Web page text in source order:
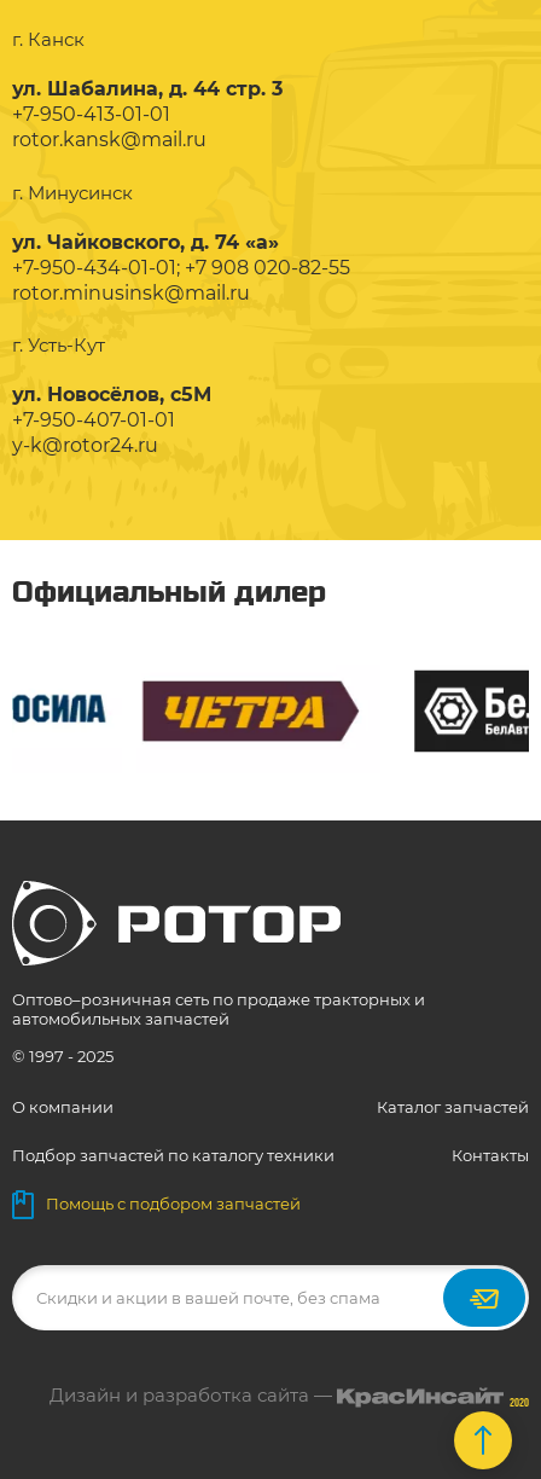
г. Канск
ул. Шабалина, д. 44 стр. 3
+7-950-413-01-01
rotor.kansk@mail.ru
г. Минусинск
ул. Чайковского, д. 74 «а»
+7-950-434-01-01; +7 908 020-82-55
rotor.minusinsk@mail.ru
г. Усть-Кут
ул. Новосёлов, с5М
+7-950-407-01-01
y-k@rotor24.ru
Официальный дилер
Оптово–розничная сеть по продаже тракторных и
автомобильных запчастей
© 1997 - 2025
О компании Каталог запчастей
Подбор запчастей по каталогу техники Контакты
Помощь с подбором запчастей
Дизайн и разработка сайта — 2020